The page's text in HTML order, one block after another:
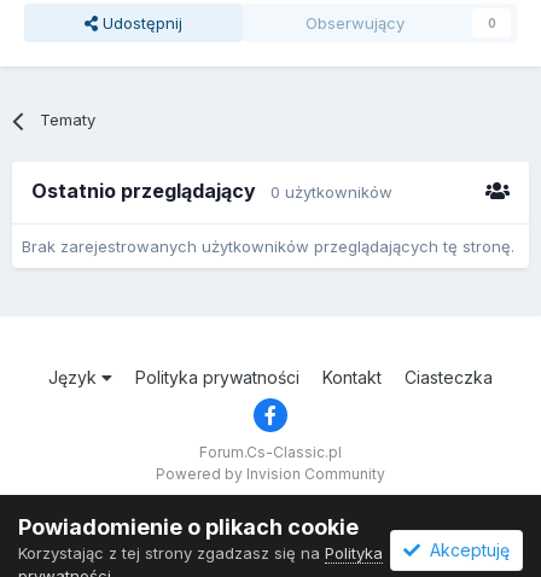
Udostępnij Obserwujący 0
Tematy
Ostatnio przeglądający 0 użytkowników
Brak zarejestrowanych użytkowników przeglądających tę stronę.
Język Polityka prywatności Kontakt Ciasteczka
Forum.Cs-Classic.pl
Powered by Invision Community
Powiadomienie o plikach cookie
Korzystając z tej strony zgadzasz się na Polityka
Akceptuję